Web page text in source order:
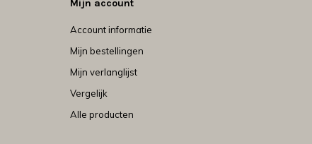
Mijn account
Account informatie
Mijn bestellingen
Mijn verlanglijst
Vergelijk
Alle producten